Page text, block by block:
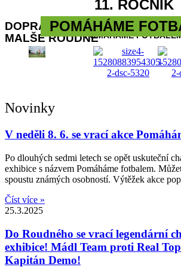
DOPRASTAV STADION
MALŠE ROUDNÉ
11. ROČNÍK
POMÁHÁME
11. ROČNÍK
POMÁHÁME
Novinky
V neděli 8. 6. se vrací akce
Po dlouhých sedmi letech se opět uskuteční
exhibice s názvem Pomáháme fotbalem.
spoustu známých osobností. Výtěžek akce
Číst více »
25.3.2025
Do Roudného se vrací legendární
exhibice! Mádl Team proti Real
Kapitán Demo!